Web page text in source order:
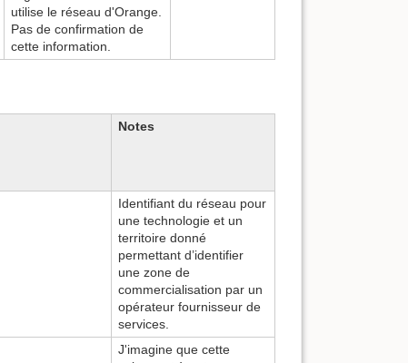
utilise le réseau d'Orange.
Pas de confirmation de
cette information.
Notes
Identifiant du réseau pour
une technologie et un
territoire donné
permettant d’identifier
une zone de
commercialisation par un
opérateur fournisseur de
services.
J'imagine que cette